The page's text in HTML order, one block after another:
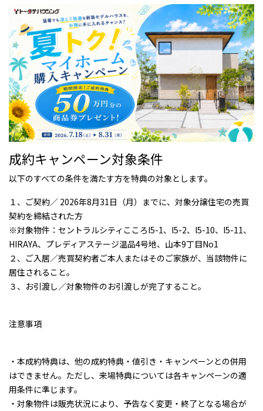
成約キャンペーン対象条件
以下のすべての条件を満たす方を特典の対象とします。
１、ご契約／ 2026年8月31日（月）までに、対象分譲住宅の売買
契約を締結された方
※対象物件：セントラルシティこころI5-1、I5-2、I5-10、I5-11、
HIRAYA、プレディアステージ温品4号地、山本9丁目No1
２、ご入居／売買契約者ご本人またはそのご家族が、当該物件に
居住されること。
３、お引渡し／対象物件のお引渡しが完了すること。
注意事項
・ 本成約特典は、他の成約特典・値引き・キャンペーンとの併用
はできません。ただし、来場特典については各キャンペーンの適
用条件に準じます。
・対象物件は販売状況により、予告なく変更・終了となる場合が